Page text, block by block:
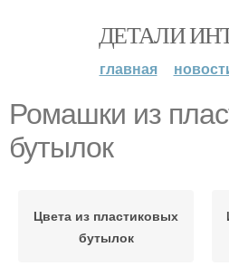
ДЕТАЛИ
главная
Ромашки из
бутылок
Цвета из пластиковых
бутылок